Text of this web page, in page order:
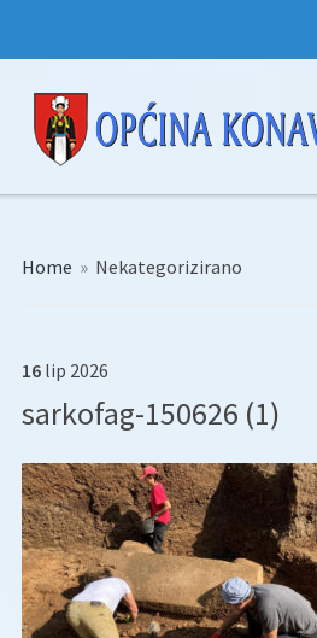
Home » Nekategorizirano
16 lip 2026
sarkofag-150626 (1)